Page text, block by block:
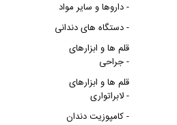
داروها و سایر مواد -
دستگاه های دندانی -
قلم ها و ابزارهای
جراحی -
قلم ها و ابزارهای
لابراتواری -
کامپوزیت دندان -